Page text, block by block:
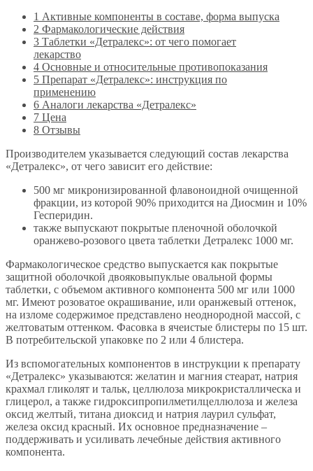
1 Активные компоненты в составе, форма выпуска
2 Фармакологические действия
3 Таблетки «Детралекс»: от чего помогает
лекарство
4 Основные и относительные противопоказания
5 Препарат «Детралекс»: инструкция по
применению
6 Аналоги лекарства «Детралекс»
7 Цена
8 Отзывы
Производителем указывается следующий состав лекарства
«Детралекс», от чего зависит его действие:
500 мг микронизированной флавоноидной очищенной
фракции, из которой 90% приходится на Диосмин и 10%
Гесперидин.
также выпускают покрытые пленочной оболочкой
оранжево-розового цвета таблетки Детралекс 1000 мг.
Фармакологическое средство выпускается как покрытые
защитной оболочкой двояковыпуклые овальной формы
таблетки, с объемом активного компонента 500 мг или 1000
мг. Имеют розоватое окрашивание, или оранжевый оттенок,
на изломе содержимое представлено неоднородной массой, с
желтоватым оттенком. Фасовка в ячеистые блистеры по 15 шт.
В потребительской упаковке по 2 или 4 блистера.
Из вспомогательных компонентов в инструкции к препарату
«Детралекс» указываются: желатин и магния стеарат, натрия
крахмал гликолят и тальк, целлюлоза микрокристаллическа и
глицерол, а также гидроксипропилметилцеллюлоза и железа
оксид желтый, титана диоксид и натрия лаурил сульфат,
железа оксид красный. Их основное предназначение –
поддерживать и усиливать лечебные действия активного
компонента.